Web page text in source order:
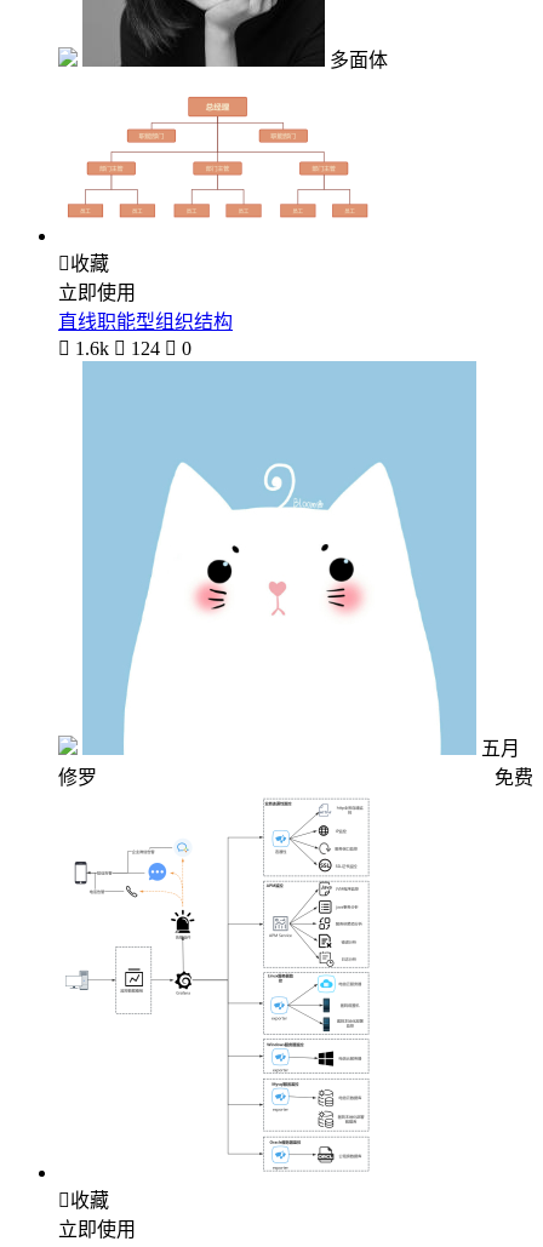
多面体
收藏
立即使用
直线职能型组织结构
 1.6k  124  0
五月
修罗
免费
收藏
立即使用